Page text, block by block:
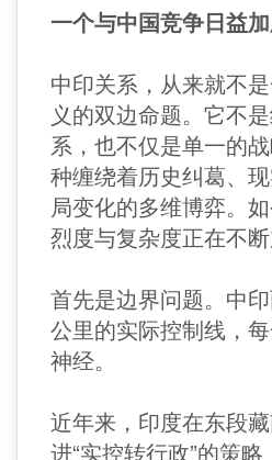
一个与中国竞争日益
中印关系，从来就不
义的双边命题。它不
系，也不仅是单一的
种缠绕着历史纠葛、
局变化的多维博弈。
烈度与复杂度正在不断
首先是边界问题。中
公里的实际控制线，
神经。
近年来，印度在东段
进“实控转行政”的策